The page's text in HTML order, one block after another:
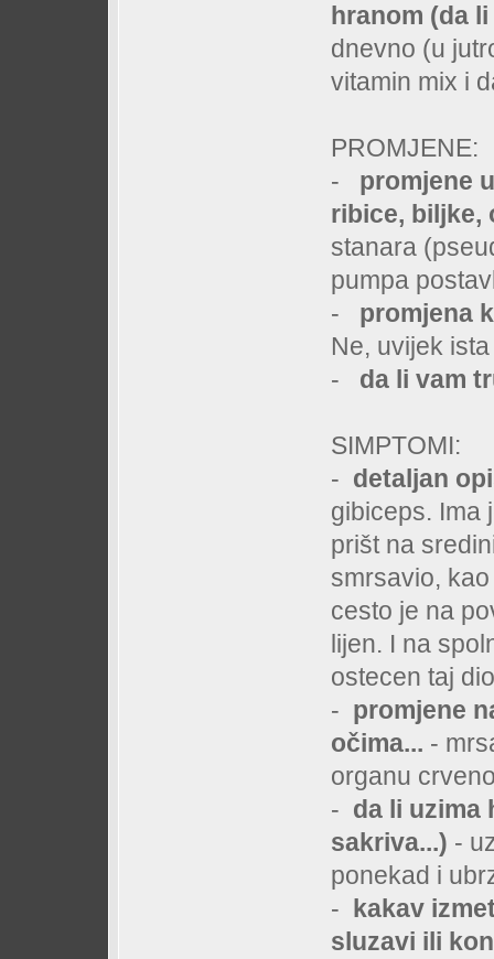
hranom (da
dnevno (u
vitamin mix i
PROMJENE:
- promjene
ribice, biljke,
stanara
pumpa
- promjena
Ne, uvijek ista
- da li vam
SIMPTOMI:
- detaljan
gibiceps. Ima
prišt na
smrsavio,
cesto je na
lijen. I na
ostecen taj
- promjene
očima... -
organu
- da li uzima
sakriva...) -
ponekad i
-
kakav
sluzavi ili